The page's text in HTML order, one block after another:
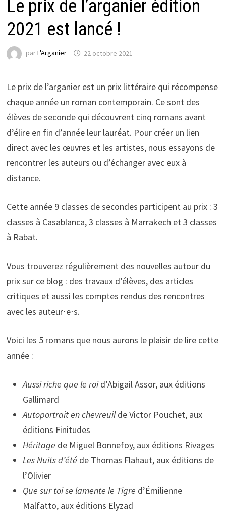
Le prix de l’arganier édition
2021 est lancé !
parL'Arganier 22 octobre 2021
Le prix de l’arganier est un prix littéraire qui récompense
chaque année un roman contemporain. Ce sont des
élèves de seconde qui découvrent cinq romans avant
d’élire en fin d’année leur lauréat. Pour créer un lien
direct avec les œuvres et les artistes, nous essayons de
rencontrer les auteurs ou d’échanger avec eux à
distance.
Cette année 9 classes de secondes participent au prix : 3
classes à Casablanca, 3 classes à Marrakech et 3 classes
à Rabat.
Vous trouverez régulièrement des nouvelles autour du
prix sur ce blog : des travaux d’élèves, des articles
critiques et aussi les comptes rendus des rencontres
avec les auteur⋅e⋅s.
Voici les 5 romans que nous aurons le plaisir de lire cette
année :
Aussi riche que le roid’Abigail Assor, aux éditions
Gallimard
Autoportrait en chevreuilde Victor Pouchet, aux
éditions Finitudes
Héritage de Miguel Bonnefoy, aux éditions Rivages
Les Nuits d’été de Thomas Flahaut, aux éditions de
l’Olivier
Que sur toi se lamente le Tigre d’Émilienne
Malfatto, aux éditions Elyzad